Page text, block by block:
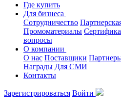
Где купить
Для бизнеса
Сотрудничество
Промоматериалы
вопросы
О компании
О нас Поставщики
Награды Для СМИ
Контакты
Зарегистрироваться Войти